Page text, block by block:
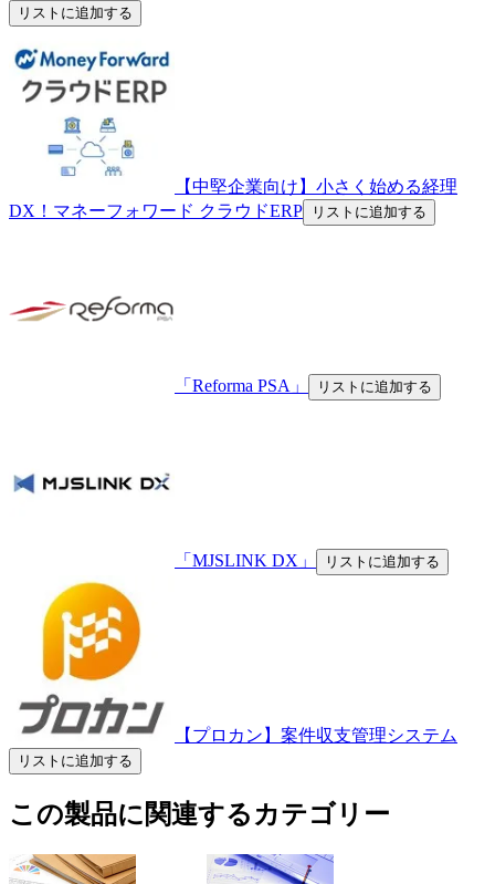
リストに追加する
【中堅企業向け】小さく始める経理
DX！マネーフォワード クラウドERP
リストに追加する
「Reforma PSA」 リストに追加する
「MJSLINK DX」 リストに追加する
【プロカン】案件収支管理システム
リストに追加する
この製品に関連するカテゴリー